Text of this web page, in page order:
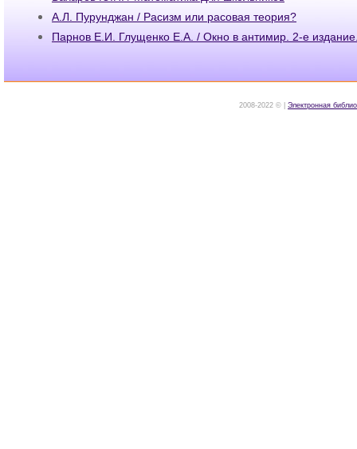
А.Л. Пурунджан / Расизм или расовая теория?
Парнов Е.И. Глущенко Е.А. / Окно в антимир. 2-е
2008-2022 © | Электронная